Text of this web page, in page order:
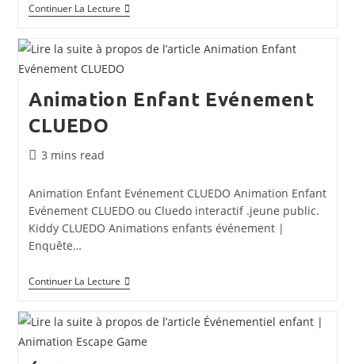
Continuer La LectureAnimation
Enfant
Chasse
Au
Trésor
Animation Enfant Evénement
CLUEDO
Temps
lecture :
3 mins read
Animation Enfant Evénement CLUEDO Animation Enfant
Evénement CLUEDO ou Cluedo interactif .jeune public.
Kiddy CLUEDO Animations enfants événement |
Enquête…
Continuer La LectureAnimation
Enfant
CLUEDO